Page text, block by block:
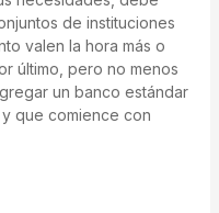
de instituciones
valen la hora más o
último, pero no menos
un banco estándar
que comience con